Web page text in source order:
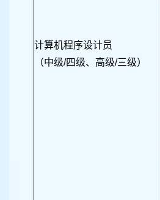
计算机程序设计员
（中级/四级、高级/三级）